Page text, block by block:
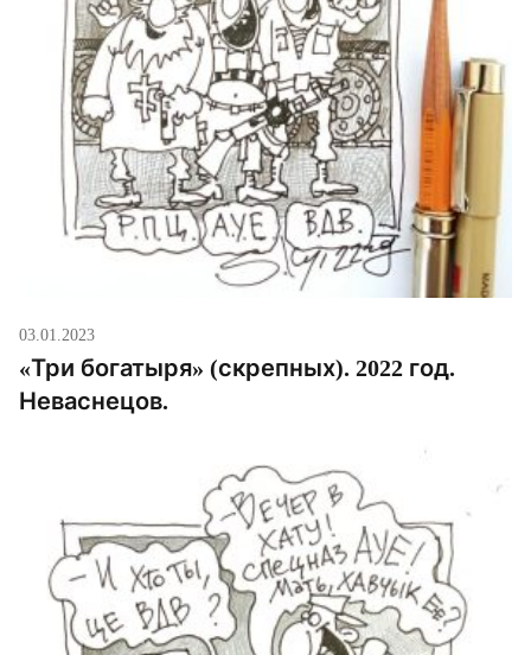
03.01.2023
«Три богатыря» (скрепных). 2022 год.
Неваснецов.